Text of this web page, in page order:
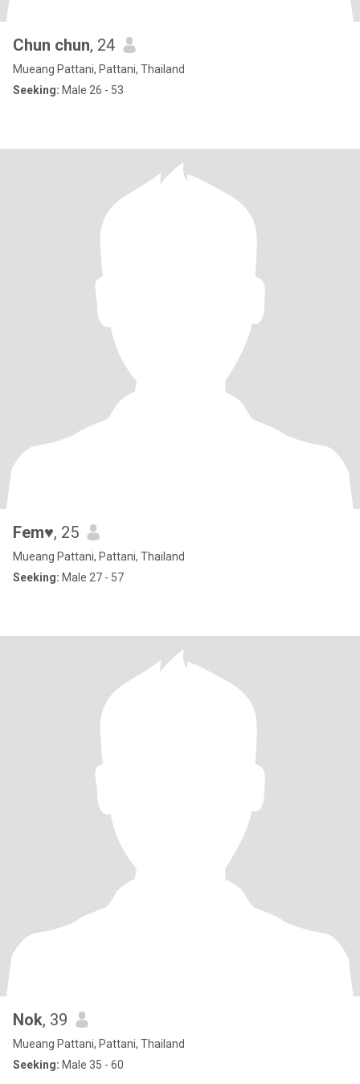
Chun chun, 24
Mueang Pattani, Pattani, Thailand
Seeking: Male 26 - 53
Fem♥️, 25
Mueang Pattani, Pattani, Thailand
Seeking: Male 27 - 57
Nok, 39
Mueang Pattani, Pattani, Thailand
Seeking: Male 35 - 60